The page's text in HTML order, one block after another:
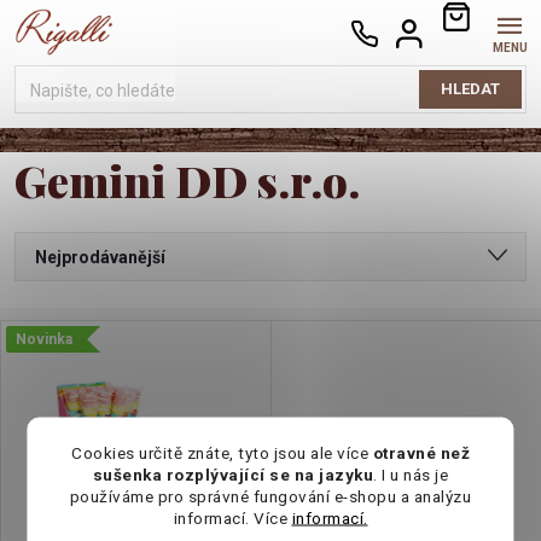
Cookies určitě znáte, tyto jsou ale více otravné než
sušenka rozplývající se na jazyku . I u nás je
používáme pro správné fungování e-shopu a analýzu
informací. Více informací.
Přejít
na
HLEDAT
NÁKUPNÍ
KOŠÍK
Gemini DD s.r.o.
Ř
a
e
Nejprodávanější
Nejdražší
Abecedně
V
ý
Novinka